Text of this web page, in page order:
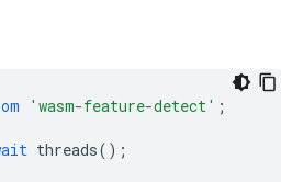
'wasm-feature-detect' ;
threads();